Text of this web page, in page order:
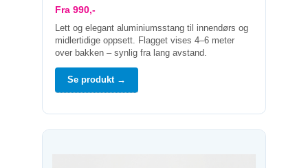
Fra 990,-
Lett og elegant aluminiumsstang til innendørs og
midlertidige oppsett. Flagget vises 4–6 meter
over bakken – synlig fra lang avstand.
Se produkt →